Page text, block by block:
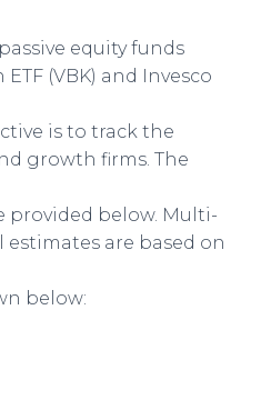
equity funds
(VBK) and Invesco
is to track the
growth firms. The
provided below. Multi-
are based on
below: